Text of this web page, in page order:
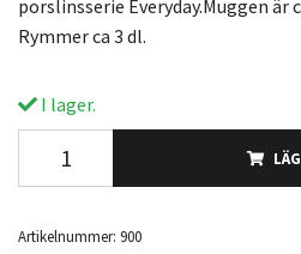
porslinsserie Everyday.Muggen är
Rymmer ca 3 dl.
I lager.
Artikelnummer: 900